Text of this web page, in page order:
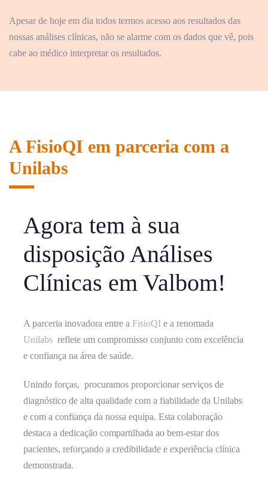
Apesar de hoje em dia todos termos acesso aos resultados das
nossas análises clínicas, não se alarme com os dados que vê, pois
cabe ao médico interpretar os resultados.
A FisioQI em parceria com a
Unilabs
Agora tem à sua
disposição Análises
Clínicas em Valbom!
A parceria inovadora entre a FisioQI e a renomada
Unilabs reflete um compromisso conjunto com excelência
e confiança na área de saúde.
Unindo forças, procuramos proporcionar serviços de
diagnóstico de alta qualidade com a fiabilidade da Unilabs
e com a confiança da nossa equipa. Esta colaboração
destaca a dedicação compartilhada ao bem-estar dos
pacientes, reforçando a credibilidade e experiência clínica
demonstrada.